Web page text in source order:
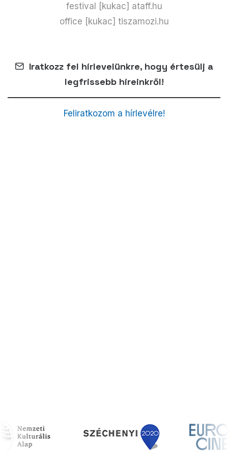
festival [kukac] ataff.hu
office [kukac] tiszamozi.hu
Iratkozz fel hírlevelünkre, hogy értesülj a
legfrissebb híreinkről!
Feliratkozom a hírlevélre!